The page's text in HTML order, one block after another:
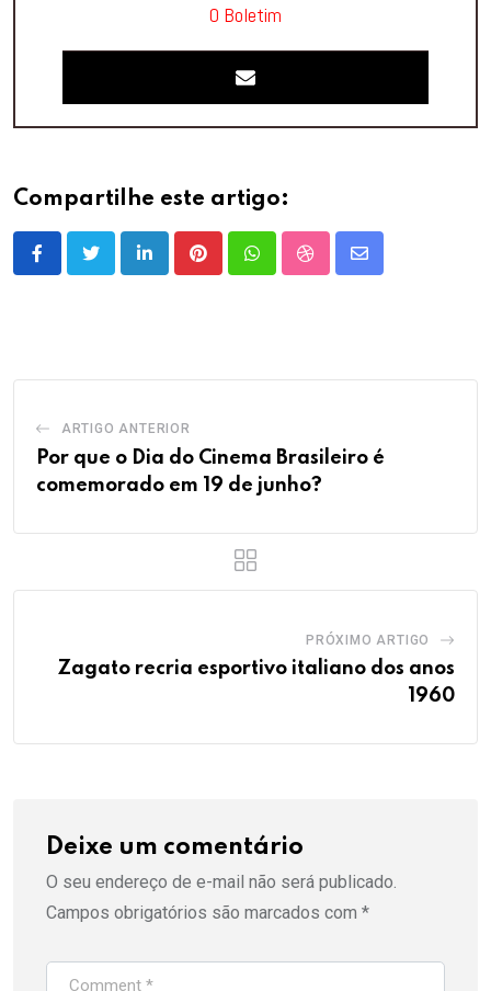
O Boletim
Compartilhe este artigo:
LinkedInPinterestWhatsappStumbleUpon
Share
ARTIGO ANTERIOR
Por que o Dia do Cinema Brasileiro é
comemorado em 19 de junho?
PRÓXIMO ARTIGO
Zagato recria esportivo italiano dos anos
1960
Deixe um comentário
O seu endereço de e-mail não será publicado.
Campos obrigatórios são marcados com *